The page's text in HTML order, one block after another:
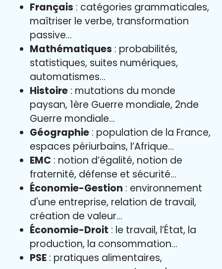
Français : catégories grammaticales,
maîtriser le verbe, transformation
passive…
Mathématiques : probabilités,
statistiques, suites numériques,
automatismes…
Histoire : mutations du monde
paysan, 1ère Guerre mondiale, 2nde
Guerre mondiale…
Géographie : population de la France,
espaces périurbains, l’Afrique…
EMC : notion d’égalité, notion de
fraternité, défense et sécurité…
Économie-Gestion : environnement
d'une entreprise, relation de travail,
création de valeur…
Économie-Droit : le travail, l’État, la
production, la consommation…
PSE : pratiques alimentaires,